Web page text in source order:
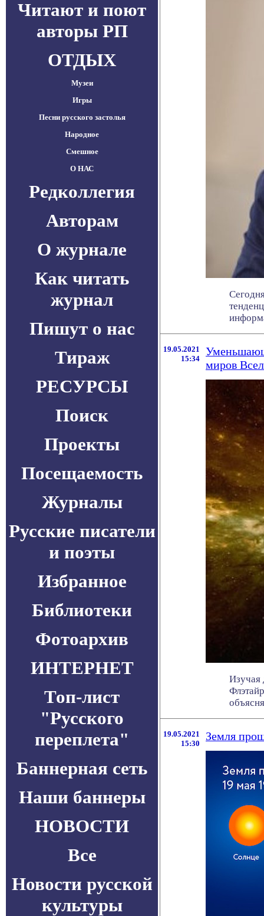
Читают и поют
авторы РП
ОТДЫХ
Музеи
Игры
Песни русского застолья
Народное
Смешное
О НАС
Редколлегия
Авторам
О журнале
Как читать
журнал
Пишут о нас
Тираж
РЕСУРСЫ
Поиск
Проекты
Посещаемость
Журналы
Русские писатели
и поэты
Избранное
Библиотеки
Фотоархив
ИНТЕРНЕТ
Топ-лист
"Русского
переплета"
Баннерная сеть
Наши баннеры
НОВОСТИ
Все
Новости русской
культуры
19.05.2021
15:34
миров
Изучая
19.05.2021
15:30
Земля